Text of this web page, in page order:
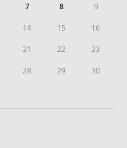
7 8 9
14 15 16
21 22 23
28 29 30